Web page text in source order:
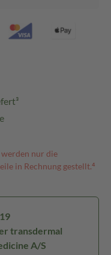
werden nur die
in Rechnung gestellt.⁴
transdermal
A/S